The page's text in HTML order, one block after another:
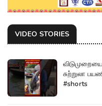
VIDEO STORIES
சுற்றுலா
#shorts